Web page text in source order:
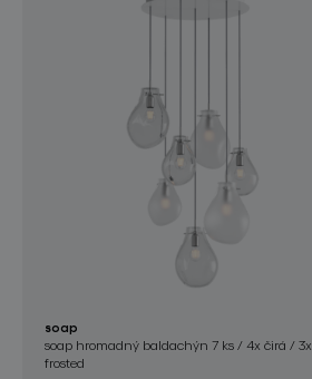
soap
soap hromadný baldachýn 7 ks / 4x čirá / 3x
frosted